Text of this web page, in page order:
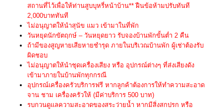
สถานที่ไว้เพื่อให้ท่านสูบบุหรี่หน้าบ้าน** ฝืนข้อห้ามปรับทันที
2,000บาททันที
ไม่อนุญาตให้นำสุนัข แมว เข้ามาในที่พัก
วันหยุดนักขัตฤกษ์ – วันหยุดยาว รับจองบ้านพักขั้นต่ำ 2 คืน
ถ้ามีของสูญหายเสียหายชำรุด ภายในบริเวณบ้านพัก ผู้เช่าต้องรับ
ผิดชอบ
ไม่อนุญาตให้นำชุดเครื่องเสียง หรือ อุปกรณ์ต่างๆ ที่ส่งเสียงดัง
เข้ามาภายในบ้านพักทุกกรณี
อุปกรณ์เครื่องครัวบริการฟรี หากลูกค้าต้องการให้ทำความสะอาด
จาน ชาม เครื่องครัวให้ (มีค่าบริการ 500 บาท)
รบกวนดูแลความสะอาดของสระว่ายน้ำ หากมีสิ่งสกปรก หรือ